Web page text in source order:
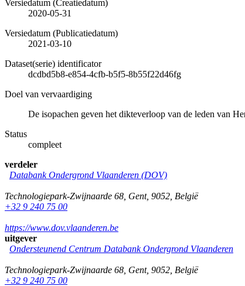
Versiedatum (Creatiedatum)
2020-05-31
Versiedatum (Publicatiedatum)
2021-03-10
Dataset(serie) identificator
dcdbd5b8-e854-4cfb-b5f5-8b55f22d46fg
Doel van vervaardiging
De isopachen geven het dikteverloop van de leden van
Status
compleet
verdeler
Databank Ondergrond Vlaanderen (DOV)
Technologiepark-Zwijnaarde 68 Gent, 9052 België
+32 9 240 75 00
https://www.dov.vlaanderen.be
uitgever
Ondersteunend Centrum Databank Ondergrond Vlaanderen
Technologiepark-Zwijnaarde 68 Gent, 9052 België
+32 9 240 75 00